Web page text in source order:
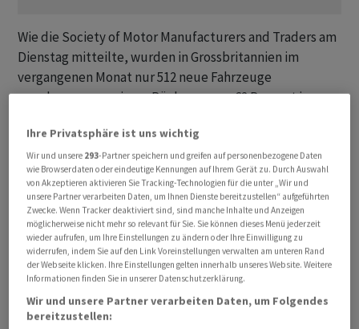
Wie die Society of Motor Manufacturers and Traders am
Dienstag mitteilte, wurden in Grossbritannien im
vergangenen Monat nur 512 neue Fahrzeuge
zugelassen, was einem Rückgang von 62 Prozent im
den Niederlanden und Schweden war der Einbruch
noch ausgeprägter: In jedem der Länder gingen die
Verkäufe um mindestens zwei Drittel zurück.
Teslaverzeichnete in acht der zehn grössten
europäischen Märkte für Elektrofahrzeuge starke
Rückgänge, obwohl das Unternehmen gerade mit der
Auslieferung des neu gestalteten Model Y an Kunden
begonnen hat. Die Umstellung von Produktionslinien in
Montagewerken rund um den Globus — auch in
Ihre Privatsphäre ist uns wichtig
Wir und unsere 293-Partner speichern und greifen auf personenbezogene Daten
wie Browserdaten oder eindeutige Kennungen auf Ihrem Gerät zu. Durch Auswahl
von Akzeptieren aktivieren Sie Tracking-Technologien für die unter „Wir und
unsere Partner verarbeiten Daten, um Ihnen Dienste bereitzustellen“ aufgeführten
Zwecke. Wenn Tracker deaktiviert sind, sind manche Inhalte und Anzeigen
möglicherweise nicht mehr so relevant für Sie. Sie können dieses Menü jederzeit
wieder aufrufen, um Ihre Einstellungen zu ändern oder Ihre Einwilligung zu
widerrufen, indem Sie auf den Link Voreinstellungen verwalten am unteren Rand
der Webseite klicken. Ihre Einstellungen gelten innerhalb unseres Website. Weitere
Informationen finden Sie in unserer Datenschutzerklärung.
Wir und unsere Partner verarbeiten Daten, um Folgendes
bereitzustellen: